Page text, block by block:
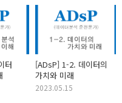
터
[ADsP] 1-2. 데이터의
가치와 미래
2023.05.15